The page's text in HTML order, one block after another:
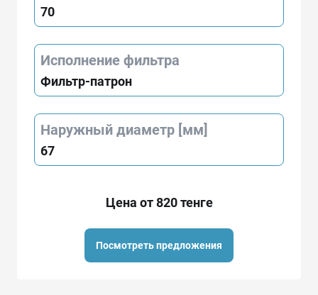
70
Исполнение фильтра
Фильтр-патрон
Наружный диаметр [мм]
67
Цена от 820 тенге
Посмотреть предложения